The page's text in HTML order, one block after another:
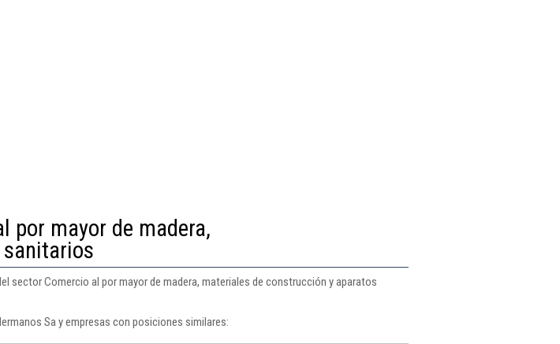
por mayor de madera,
sector Comercio al por mayor de madera, materiales de construcción y aparatos
Sa y empresas con posiciones similares: